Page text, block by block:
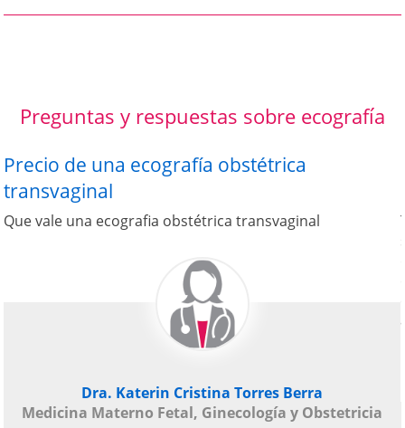
Preguntas y respuestas sobre ecografía
Precio de una ecografía obstétrica
transvaginal
Que vale una ecografia obstétrica transvaginal
Dra. Katerin Cristina Torres Berra
Medicina Materno Fetal, Ginecología y Obstetricia